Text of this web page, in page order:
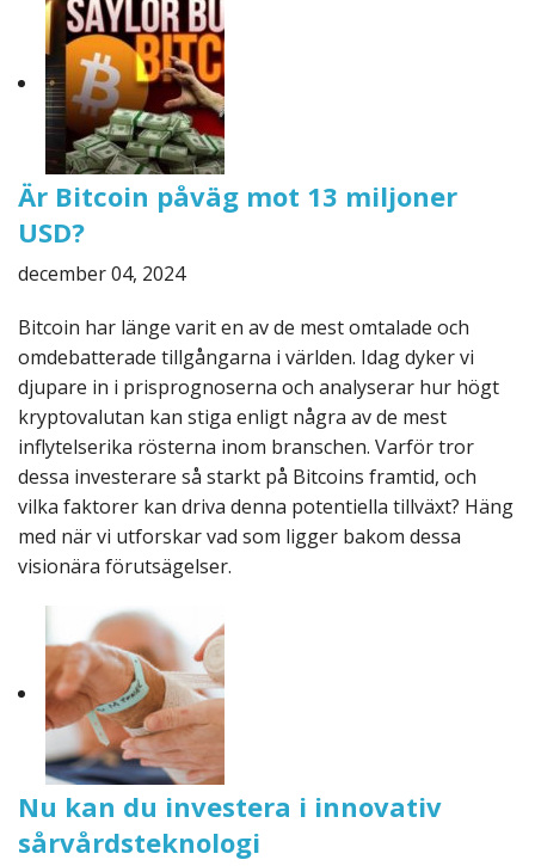
Är Bitcoin påväg mot 13 miljoner
USD?
december 04, 2024
Bitcoin har länge varit en av de mest omtalade och
omdebatterade tillgångarna i världen. Idag dyker vi
djupare in i prisprognoserna och analyserar hur högt
kryptovalutan kan stiga enligt några av de mest
inflytelserika rösterna inom branschen. Varför tror
dessa investerare så starkt på Bitcoins framtid, och
vilka faktorer kan driva denna potentiella tillväxt? Häng
med när vi utforskar vad som ligger bakom dessa
visionära förutsägelser.
Nu kan du investera i innovativ
sårvårdsteknologi